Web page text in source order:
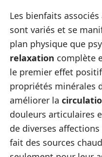
Les bienfaits associés
sont variés et se
plan physique que
relaxation complète
le premier effet
propriétés minérales
améliorer la
douleurs articulaires
de diverses
fait des sources